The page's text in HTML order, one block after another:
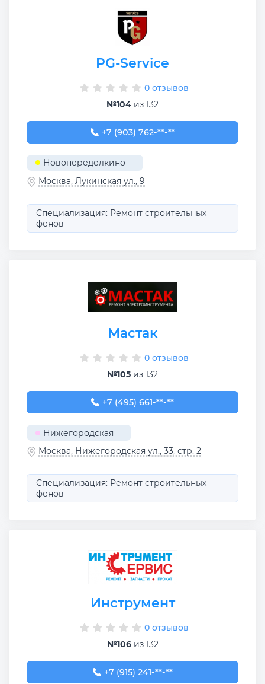
PG-Service
0 отзывов
№104 из 132
+7 (903) 762-54-30
+7 (903) 762-**-**
Новопеределкино
Москва, Лукинская ул., 9
Специализация: Ремонт строительных
фенов
Мастак
0 отзывов
№105 из 132
+7 (495) 661-33-11
+7 (495) 661-**-**
Нижегородская
Москва, Нижегородская ул., 33, стр. 2
Специализация: Ремонт строительных
фенов
Инструмент
0 отзывов
№106из 132
+7 (915) 241-67-56
+7 (915) 241-**-**